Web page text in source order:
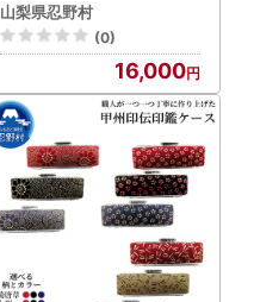
山梨県忍野村
(0)
16,000